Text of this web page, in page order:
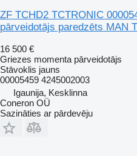
ZF TCHD2 TCTRONIC
pārveidotājs paredzēts MAN
16 500 €
Griezes momenta pārveidotājs
Stāvoklis jauns
00005459 4245002003
Igaunija, Kesklinna
Coneron OÜ
Sazināties ar pārdevēju